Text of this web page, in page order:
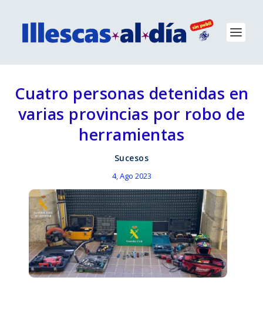
Cuatro personas detenidas en
varias provincias por robo de
herramientas
Sucesos
4, Ago 2023